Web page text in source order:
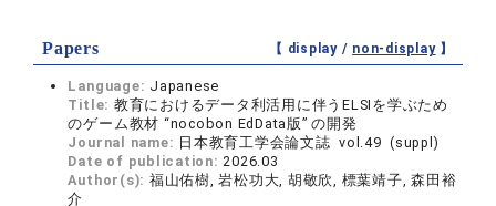
Papers 【 display / non-display】
Language: Japanese
Title: 教育におけるデータ利活用に伴うELSIを学ぶため
のゲーム教材 “nocobon EdData版” の開発
Journal name: 日本教育工学会論文誌 vol.49 (suppl)
Date of publication: 2026.03
Author(s): 福山佑樹, 岩松功大, 胡敬欣, 標葉靖子, 森田裕
介